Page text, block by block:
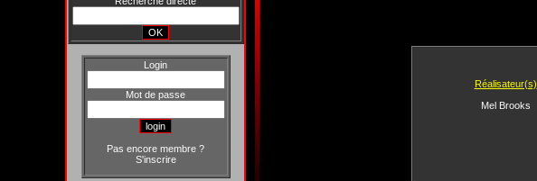
Login
Mot de passe
Pas encore membre ?
S'inscrire
Réalisateur(s)
Mel Brooks